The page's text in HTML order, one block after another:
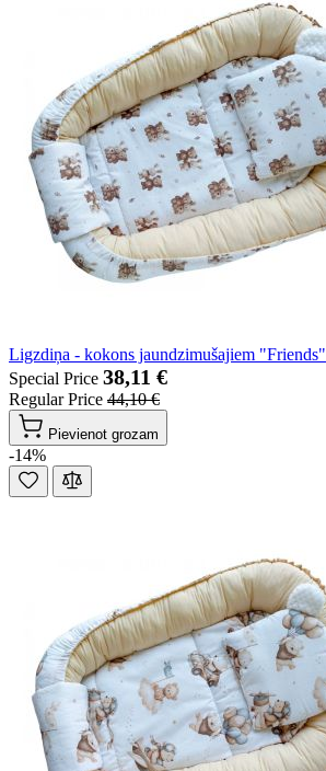
Ligzdiņa - kokons jaundzimušajiem "Friends"
Special Price 38,11 €
Regular Price 44,10 €
Pievienot grozam
-14%